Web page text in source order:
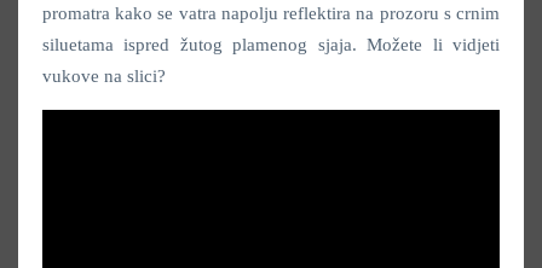
promatra kako se vatra napolju reflektira na prozoru s crnim
siluetama ispred žutog plamenog sjaja. Možete li vidjeti
vukove na slici?